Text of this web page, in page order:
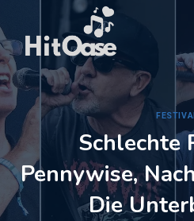
Inhalt
springen
Schlechte
Pennywise,
Die